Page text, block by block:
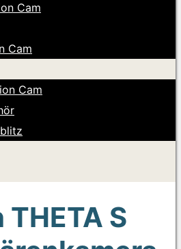
Cam
Cam
Cam
THETA S